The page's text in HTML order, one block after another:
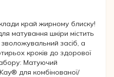
край жирному блиску!
матування шкіри містить
засіб, а
кроків до здорової
Матуючий
для комбінованої/